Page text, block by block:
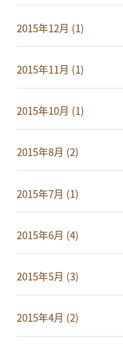
2015年12月 (1)
2015年11月 (1)
2015年10月 (1)
2015年8月 (2)
2015年7月 (1)
2015年6月 (4)
2015年5月 (3)
2015年4月 (2)